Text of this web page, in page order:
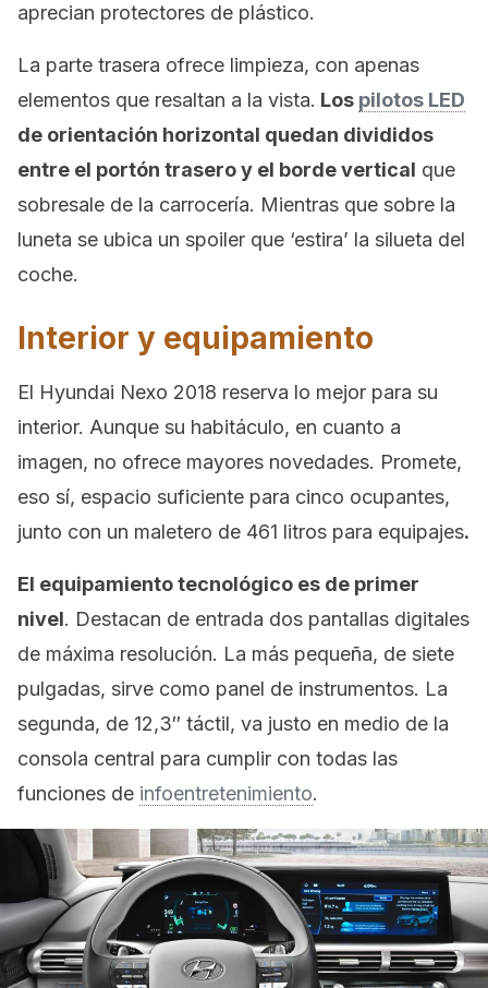
aprecian protectores de plástico.
La parte trasera ofrece limpieza, con apenas
elementos que resaltan a la vista. Los pilotos LED
de orientación horizontal quedan divididos
entre el portón trasero y el borde vertical que
sobresale de la carrocería. Mientras que sobre la
luneta se ubica un spoiler que ‘estira’ la silueta del
coche.
Interior y equipamiento
El Hyundai Nexo 2018 reserva lo mejor para su
interior. Aunque su habitáculo, en cuanto a
imagen, no ofrece mayores novedades. Promete,
eso sí, espacio suficiente para cinco ocupantes,
junto con un maletero de 461 litros para equipajes.
El equipamiento tecnológico es de primer
nivel. Destacan de entrada dos pantallas digitales
de máxima resolución. La más pequeña, de siete
pulgadas, sirve como panel de instrumentos. La
segunda, de 12,3″ táctil, va justo en medio de la
consola central para cumplir con todas las
funciones de infoentretenimiento.